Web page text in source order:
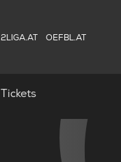
2LIGA.AT OEFBL.AT
Tickets